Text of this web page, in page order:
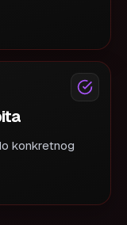
konkretnog